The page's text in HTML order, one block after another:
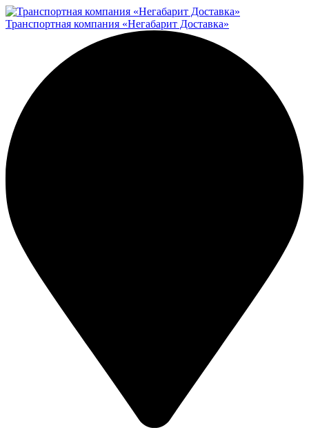
Транспортная компания «Негабарит Доставка»